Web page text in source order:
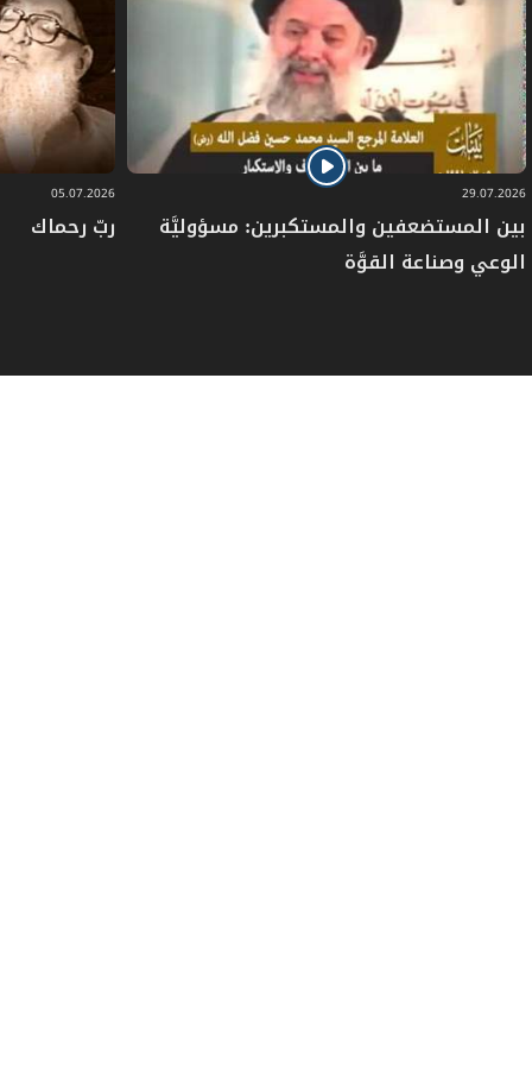
29.07.2026
بين المستضعفين والمستكبرين: مسؤوليَّة
الوعي وصناعة القوَّة
05.07.2026
ربّ رحماك